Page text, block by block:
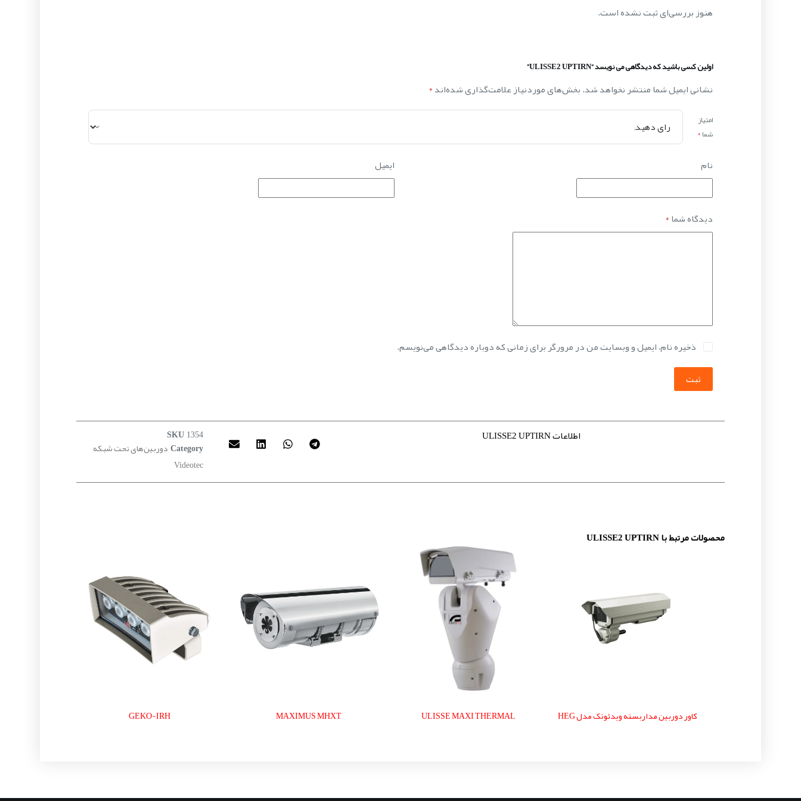
هنوز بررسی‌ای ثبت نشده است.
اولین کسی باشید که دیدگاهی می نویسد “ULISSE2 UPTIRN”
نشانی ایمیل شما منتشر نخواهد شد.بخش‌های موردنیاز علامت‌گذاری شده‌اند*
امتیاز
شما*
نام ایمیل
دیدگاه شما*
ذخیره نام، ایمیل و وبسایت من در مرورگر برای زمانی که دوباره دیدگاهی می‌نویسم.
ثبت
اطلاعات ULISSE2 UPTIRN SKU 1354
Category دوربین‌های تحت شبکه
Videotec
محصولات مرتبط با ULISSE2 UPTIRN
کاور دوربین مداربسته ویدئوتک مدل HEG ULISSE MAXI THERMAL
MAXIMUS MHXT
GEKO-IRH